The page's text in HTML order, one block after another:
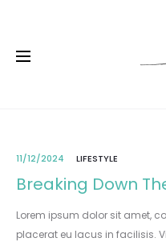
11/12/2024 LIFESTYLE
Breaking Down
Lorem ipsum dolor sit amet,
placerat eu lacus in facilisis.